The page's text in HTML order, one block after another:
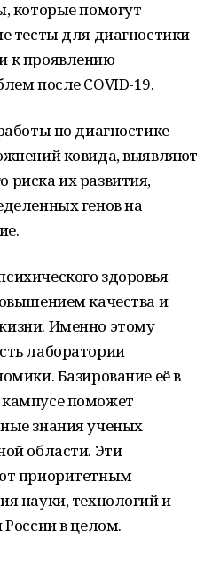
которые помогут
тесты для диагностики
к проявлению
после COVID-19.
по диагностике
ковида, выявляют
их развития,
генов на
здоровья
качества и
Именно этому
лаборатории
Базирование её в
поможет
знания ученых
области. Эти
приоритетным
науки, технологий и
в целом.